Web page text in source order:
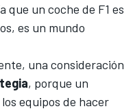
que un coche de F1 es
es un mundo
una consideración
, porque un
equipos de hacer